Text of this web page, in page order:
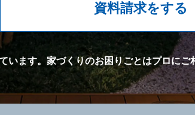
資料請求をする
います。 家づくりのお困りごとはプロにご